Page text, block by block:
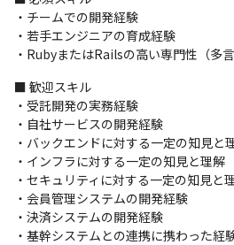
・チームでの開発経験
・若手エンジニアの育成経験
・RubyまたはRailsの高い専門性（多言
■ 歓迎スキル
・受託開発の実務経験
・自社サービスの開発経験
・バックエンドに対する一定の知見と
・インフラに対する一定の知見と理解
・セキュリティに対する一定の知見と
・会員管理システムの開発経験
・決済システムの開発経験
・基幹システムとの連携に携わった経